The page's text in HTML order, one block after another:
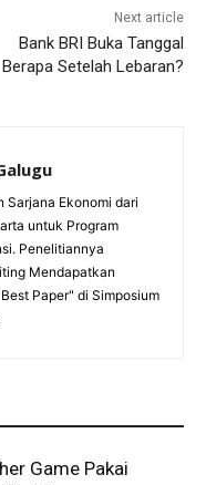
Next article
Bank BRI Buka Tanggal
Berapa Setelah Lebaran?
Sarjana Ekonomi dari
untuk Program
Penelitiannya
Mendapatkan
Paper" di Simposium
Game Pakai